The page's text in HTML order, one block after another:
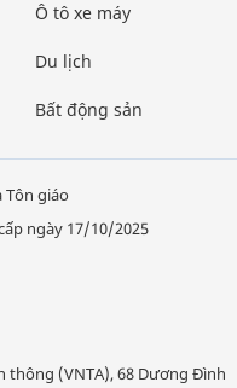
Ô tô xe máy
Du lịch
Bất động sản
Tôn giáo
ngày 17/10/2025
thông (VNTA), 68 Dương Đình